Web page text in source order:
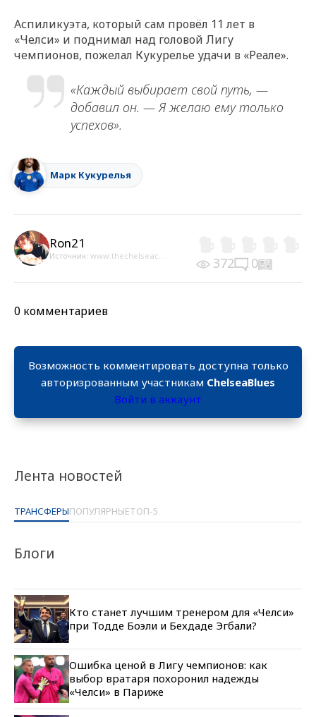
Лента новостей
ТРАНСФЕРЫПОПУЛЯРНЫЕТОП-5
Блоги
Кто станет лучшим тренером для «Челси»
при Тодде Боэли и Бехдаде Эгбали?
Ошибка ценой в Лигу чемпионов: как
выбор вратаря похоронил надежды
«Челси» в Париже
Аспиликуэта, который сам провёл 11 лет в
«Челси» и поднимал над головой Лигу
чемпионов, пожелал Кукурелье удачи в «Реале».
«Каждый выбирает свой путь, —
добавил он. — Я желаю ему только
успехов».
Марк Кукурелья
Ron21
Источник: www.thechelseac... 372 0
0 комментариев
Возможность комментировать доступна только
авторизрованным участникам ChelseaBlues
Войти в аккаунт